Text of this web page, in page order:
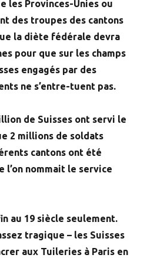
les Provinces-Unies ou
des troupes des cantons
la diète fédérale devra
pour que sur les champs
engagés par des
ne s’entre-tuent pas.
de Suisses ont servi le
2 millions de soldats
cantons ont été
l’on nommait le service
au 19 siècle seulement.
tragique – les Suisses
aux Tuileries à Paris en